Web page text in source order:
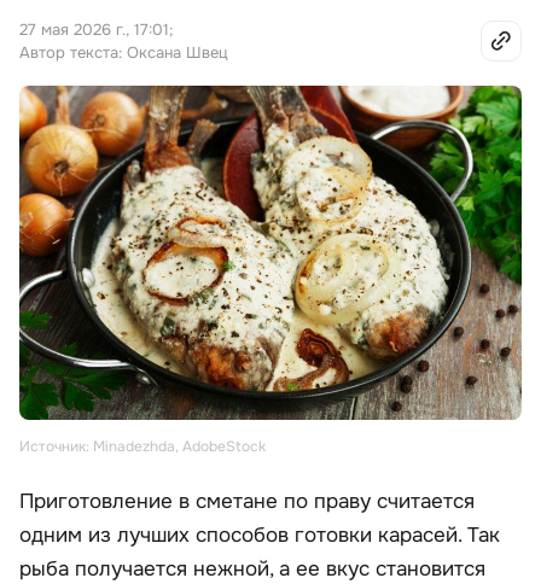
27 мая 2026 г., 17:01;
Автор текста: Оксана Швец
Источник: Minadezhda, AdobeStock
Приготовление в сметане по праву считается
одним из лучших способов готовки карасей. Так
рыба получается нежной, а ее вкус становится